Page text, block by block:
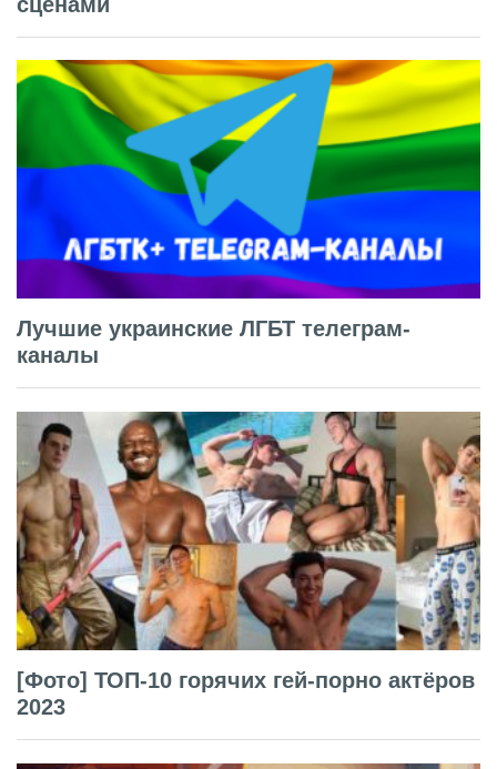
Лучшие украинские ЛГБТ телеграм-
каналы
[Фото] ТОП-10 горячих гей-порно актёров
2023